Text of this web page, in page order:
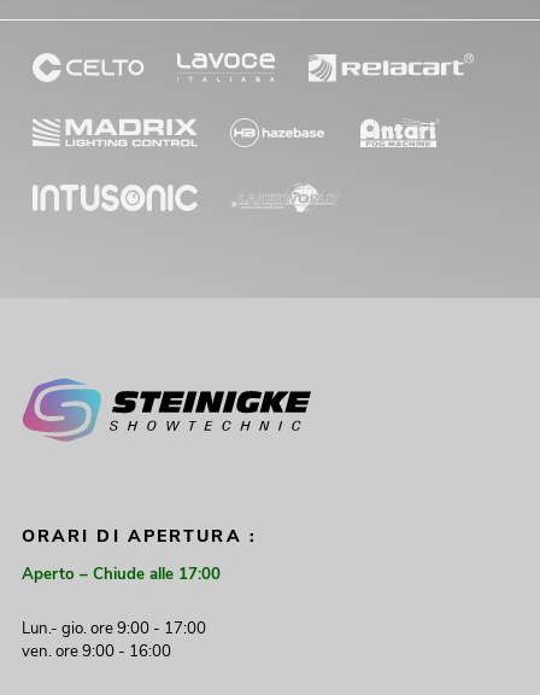
ORARI DI APERTURA :
Aperto – Chiude alle 17:00
Lun.- gio. ore 9:00 - 17:00
ven. ore 9:00 - 16:00